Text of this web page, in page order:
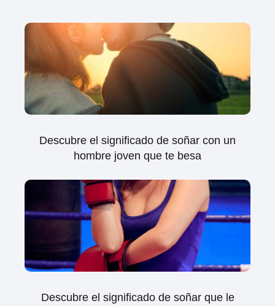
Descubre el significado de soñar con un
hombre joven que te besa
Descubre el significado de soñar que le